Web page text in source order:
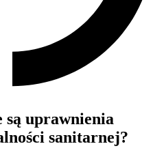
są uprawnienia
sanitarnej?